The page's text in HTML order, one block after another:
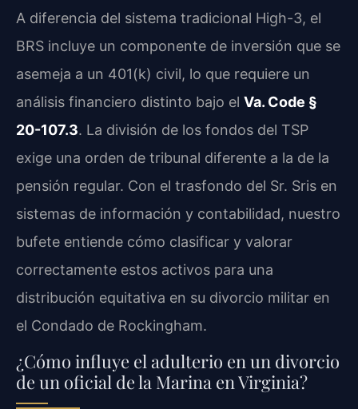
A diferencia del sistema tradicional High-3, el
BRS incluye un componente de inversión que se
asemeja a un 401(k) civil, lo que requiere un
análisis financiero distinto bajo el Va. Code §
20-107.3. La división de los fondos del TSP
exige una orden de tribunal diferente a la de la
pensión regular. Con el trasfondo del Sr. Sris en
sistemas de información y contabilidad, nuestro
bufete entiende cómo clasificar y valorar
correctamente estos activos para una
distribución equitativa en su divorcio militar en
el Condado de Rockingham.
¿Cómo influye el adulterio en un divorcio
de un oficial de la Marina en Virginia?